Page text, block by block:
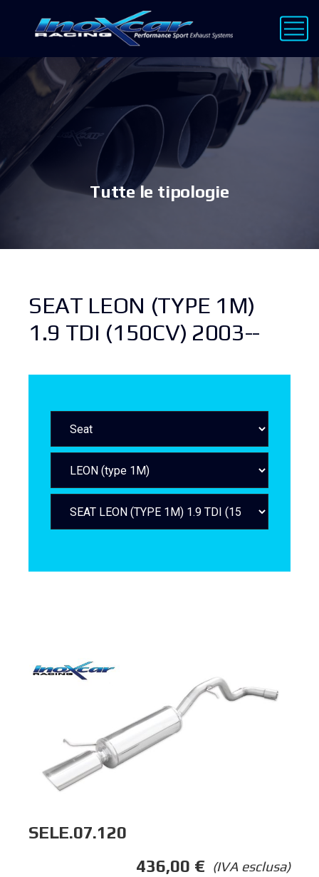
Tutte le tipologie
SEAT LEON (TYPE 1M)
1.9 TDI (150CV) 2003--
SELE.07.120
(IVA esclusa)
436,00 €